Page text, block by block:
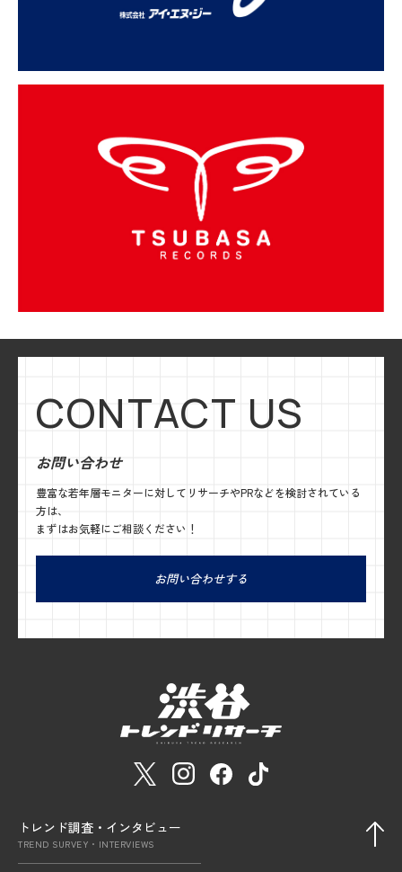
CONTACT US
お問い合わせ
豊富な若年層モニターに対してリサーチやPRなどを検討されている
方は、
まずはお気軽にご相談ください！
お問い合わせする
トレンド調査・インタビュー
TREND SURVEY・INTERVIEWS